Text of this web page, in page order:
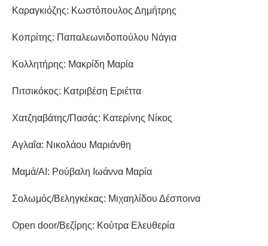
Καραγκιόζης: Κωστόπουλος Δημήτρης
Κοπρίτης: Παπαλεωνιδοπούλου Νάγια
Κολλητήρης: Μακρίδη Μαρία
Πιτσικόκος: Κατριβέση Εριέττα
Xατζηαβάτης/Πασάς: Κατερίνης Νίκος
Αγλαΐα: Νικολάου Μαριάνθη
Μαμά/ΑΙ: Ρούβαλη Ιωάννα Μαρία
Σολωμός/Βεληγκέκας: Μιχαηλίδου Δέσποινα
Open door/Βεζίρης: Κούτρα Ελευθερία